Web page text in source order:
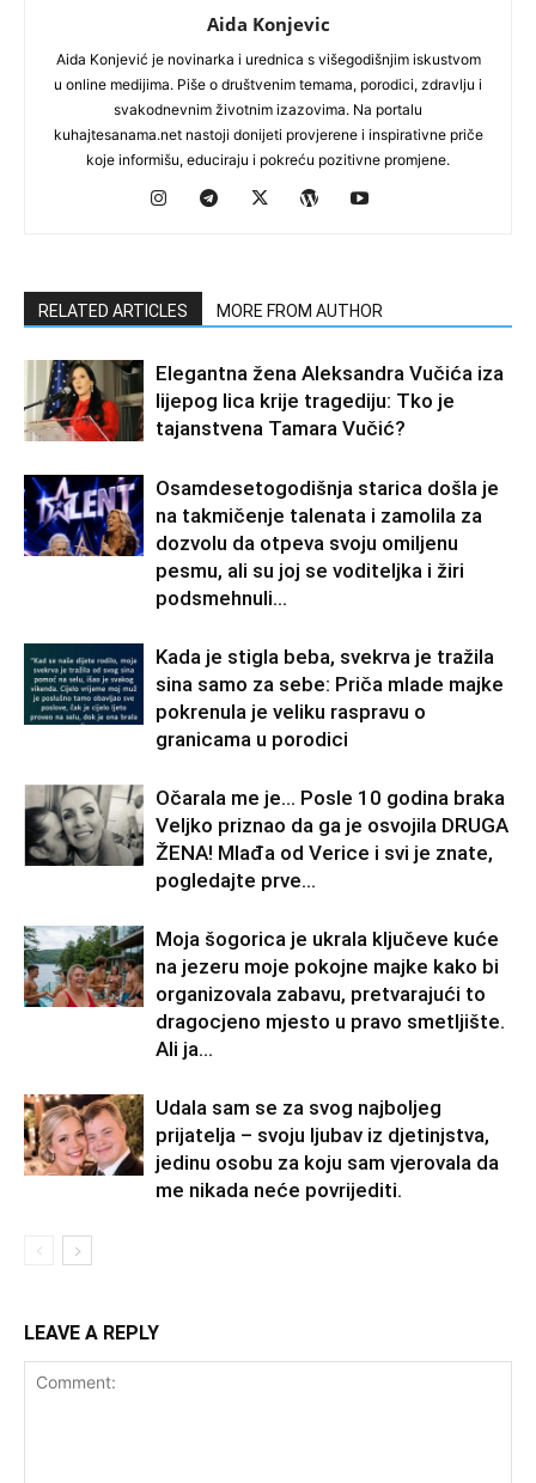
Aida Konjevic
Aida Konjević je novinarka i urednica s višegodišnjim iskustvom
u online medijima. Piše o društvenim temama, porodici, zdravlju i
svakodnevnim životnim izazovima. Na portalu
kuhajtesanama.net nastoji donijeti provjerene i inspirativne priče
koje informišu, educiraju i pokreću pozitivne promjene.
RELATED ARTICLES MORE FROM AUTHOR
Elegantna žena Aleksandra Vučića iza
lijepog lica krije tragediju: Tko je
tajanstvena Tamara Vučić?
Osamdesetogodišnja starica došla je
na takmičenje talenata i zamolila za
dozvolu da otpeva svoju omiljenu
pesmu, ali su joj se voditeljka i žiri
podsmehnuli...
Kada je stigla beba, svekrva je tražila
sina samo za sebe: Priča mlade majke
pokrenula je veliku raspravu o
granicama u porodici
Očarala me je… Posle 10 godina braka
Veljko priznao da ga je osvojila DRUGA
ŽENA! Mlađa od Verice i svi je znate,
pogledajte prve...
Moja šogorica je ukrala ključeve kuće
na jezeru moje pokojne majke kako bi
organizovala zabavu, pretvarajući to
dragocjeno mjesto u pravo smetljište.
Ali ja...
Udala sam se za svog najboljeg
prijatelja – svoju ljubav iz djetinjstva,
jedinu osobu za koju sam vjerovala da
me nikada neće povrijediti.
LEAVE A REPLY